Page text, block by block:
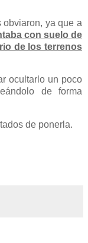
obviaron, ya que a
con suelo de
de los terrenos
ocultarlo un poco
de forma
de ponerla.